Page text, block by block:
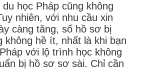
học Pháp cũng không
nhiên, với nhu cầu xin
càng tăng, số hồ sơ bị
không hề ít, nhất là khi bạn
với lộ trình học không
bị hồ sơ sơ sài. Chỉ cần